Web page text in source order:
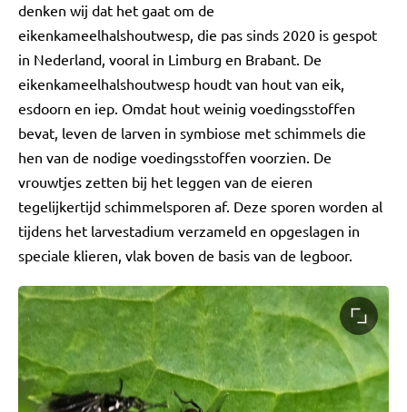
denken wij dat het gaat om de
eikenkameelhalshoutwesp, die pas sinds 2020 is gespot
in Nederland, vooral in Limburg en Brabant. De
eikenkameelhalshoutwesp houdt van hout van eik,
esdoorn en iep. Omdat hout weinig voedingsstoffen
bevat, leven de larven in symbiose met schimmels die
hen van de nodige voedingsstoffen voorzien. De
vrouwtjes zetten bij het leggen van de eieren
tegelijkertijd schimmelsporen af. Deze sporen worden al
tijdens het larvestadium verzameld en opgeslagen in
speciale klieren, vlak boven de basis van de legboor.